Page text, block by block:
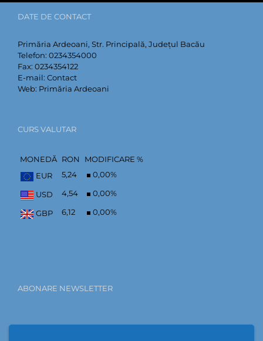
DATE DE CONTACT
Primăria Ardeoani, Str. Principală, Județul Bacău
Telefon: 0234354000
Fax: 0234354122
E-mail: Contact
Web: Primăria Ardeoani
CURS VALUTAR
MONEDĂ RON
MODIFICARE %
EUR
5,24 0,00%
USD 4,54 0,00%
GBP 6,12 0,00%
ABONARE NEWSLETTER